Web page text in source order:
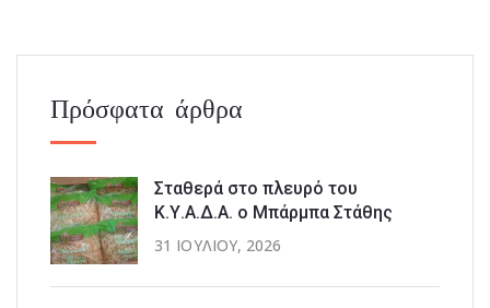
Πρόσφατα άρθρα
Σταθερά στο πλευρό του
Κ.Υ.Α.Δ.Α. ο Μπάρμπα Στάθης
31 ΙΟΥΛΊΟΥ, 2026